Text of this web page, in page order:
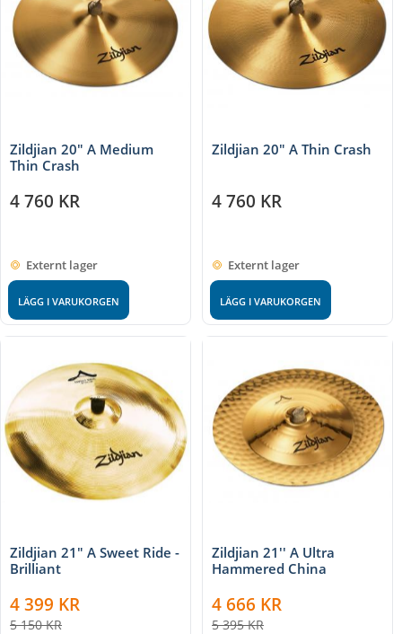
Zildjian 20" A Medium
Thin Crash
4 760 KR
Externt lager
LÄGG I VARUKORGEN
Zildjian 20" A Thin Crash
4 760 KR
Externt lager
LÄGG I VARUKORGEN
Zildjian 21" A Sweet Ride -
Brilliant
4 399 KR
5 150KR
Zildjian 21'' A Ultra
Hammered China
4 666 KR
5 395KR